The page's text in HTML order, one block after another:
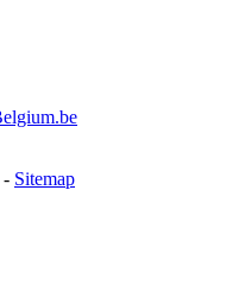
- Sitemap